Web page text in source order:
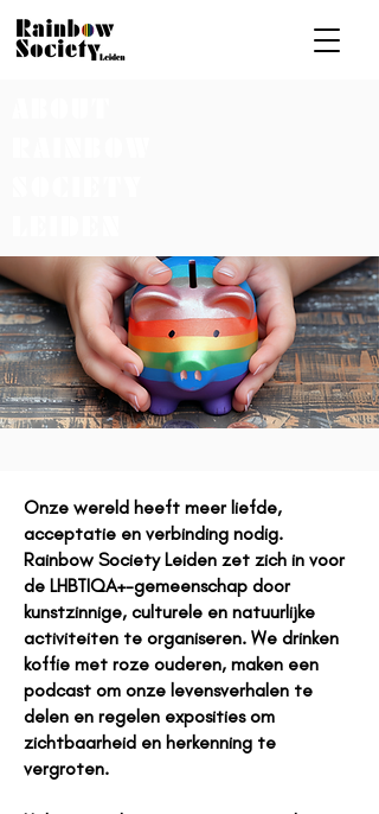
Onze wereld heeft meer liefde,
acceptatie en verbinding nodig.
Rainbow Society Leiden zet zich in voor
de LHBTIQA+-gemeenschap door
kunstzinnige, culturele en natuurlijke
activiteiten te organiseren. We drinken
koffie met roze ouderen, maken een
podcast om onze levensverhalen te
delen en regelen exposities om
zichtbaarheid en herkenning te
vergroten.